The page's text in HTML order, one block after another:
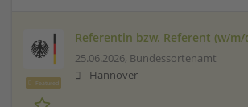
Featured
Referentin bzw. Referent (w/m/
25.06.2026, Bundessortenamt
Hannover